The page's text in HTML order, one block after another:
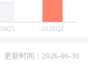
更新时间：2026-06-30